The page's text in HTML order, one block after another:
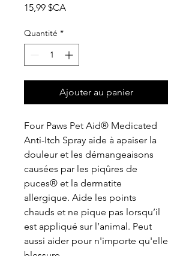
15,99 $CAPrix
Quantité *
Ajouter au panier
Four Paws Pet Aid® Medicated
Anti-Itch Spray aide à apaiser la
douleur et les démangeaisons
causées par les piqûres de
puces® et la dermatite
allergique. Aide les points
chauds et ne pique pas lorsqu’il
est appliqué sur l’animal. Peut
aussi aider pour n'importe qu'elle